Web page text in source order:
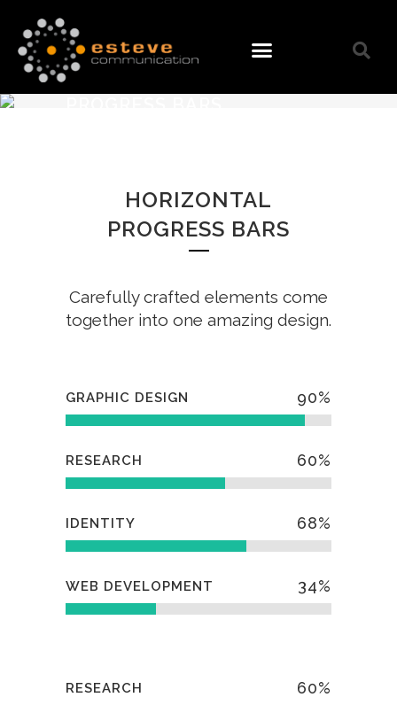
HORIZONTAL
PROGRESS BARS
Carefully crafted elements come
together into one amazing design.
GRAPHIC DESIGN 90%
RESEARCH 60%
IDENTITY 68%
WEB DEVELOPMENT 34%
RESEARCH 60%